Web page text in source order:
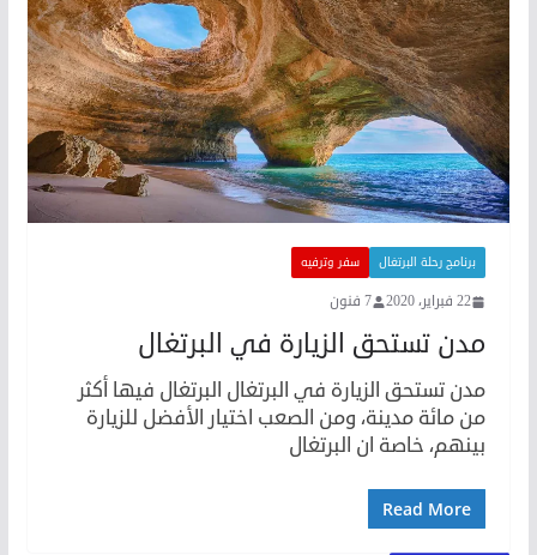
برنامج رحلة البرتغال سفر وترفيه
22 فبراير، 2020 7 فنون
مدن تستحق الزيارة في البرتغال
مدن تستحق الزيارة في البرتغال البرتغال فيها أكثر
من مائة مدينة، ومن الصعب اختيار الأفضل للزيارة
بينهم، خاصة ان البرتغال
Read More